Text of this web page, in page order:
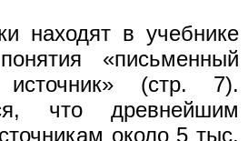
находят в учебнике
«письменный
источник» (стр. 7).
что древнейшим
около 5 тыс.